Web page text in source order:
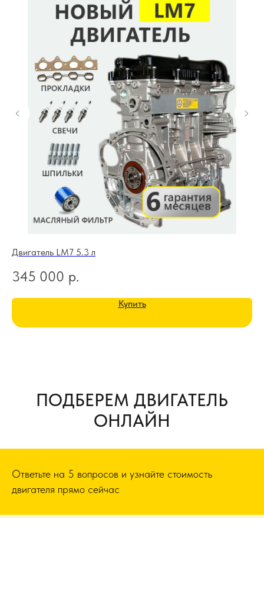
Двигатель LM7 5.3 л
345 000 р.
Купить
ПОДБЕРЕМ ДВИГАТЕЛЬ
ОНЛАЙН
Ответьте на 5 вопросов и узнайте стоимость
двигателя прямо сейчас